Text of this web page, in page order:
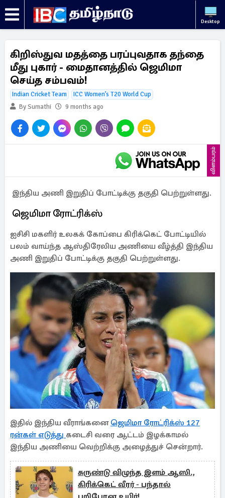
Desktop
கிறிஸ்துவ மதத்தை பரப்புவதாக தந்தை
மீது புகார் - மைதானத்தில் ஜெமிமா
செய்த சம்பவம்!
Indian Cricket Team
ICC Women’s T20 World Cup
By Sumathi
9 months ago
விளம்பரம்
இந்திய அணி இறுதிப் போட்டிக்கு தகுதி பெற்றுள்ளது.
ஜெமிமா ரோட்ரிக்ஸ்
ஐசிசி மகளிர் உலகக் கோப்பை கிரிக்கெட் போட்டியில்
பலம் வாய்ந்த ஆஸ்திரேலிய அணியை வீழ்த்தி இந்திய
அணி இறுதிப் போட்டிக்கு தகுதி பெற்றுள்ளது.
இதில் இந்திய வீராங்கனை ஜெமிமா ரோட்ரிக்ஸ் 127
ரன்கள் எடுத்து கடைசி வரை ஆட்டம் இழக்காமல்
இந்திய அணியை வெற்றிக்கு அழைத்துச் சென்றார்.
சுருண்டு விழுந்த இளம் ஆஸி.,
கிரிக்கெட் வீரர் - பந்தால்